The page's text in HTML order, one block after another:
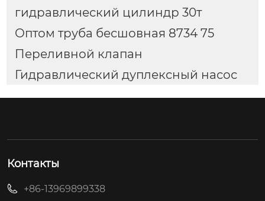
гидравлический цилиндр 30т
Оптом труба бесшовная 8734 75
Переливной клапан
Гидравлический дуплексный насос
Контакты
+86-13969899338